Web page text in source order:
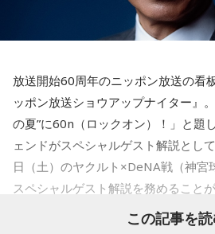
鳩のぬいぐるみは「愛情」を暗示し
詰められても、自分より大切な誰か
なタイプ。窮地でこそ人にやさしく
持ち主です。ただ、自分を後回しに
てください。
2．身分証……本性は「したたかな悪
身分証は「あなた自身の存在」を暗
窮地に立たされると、何よりまず自
放送開始60周年のニッポン放送の看
ッポン放送ショウアップナイター』
の夏”に60n（ロックオン）！」と題
ェンドがスペシャルゲスト解説とし
日（土）のヤクルト×DeNA戦（神宮
スペシャルゲスト解説を務めることが
この記事を